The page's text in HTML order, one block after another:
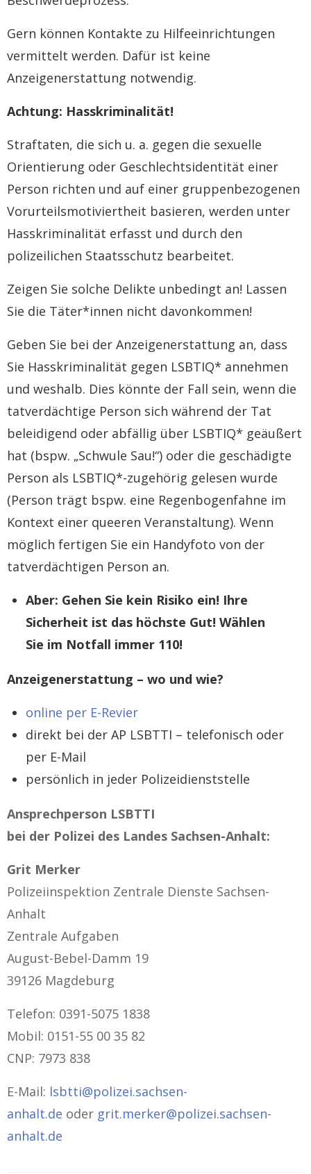
Gern können Kontakte zu Hilfeeinrichtungen
vermittelt werden. Dafür ist keine
Anzeigenerstattung notwendig.
Achtung: Hasskriminalität!
Straftaten, die sich u. a. gegen die sexuelle
Orientierung oder Geschlechtsidentität einer
Person richten und auf einer gruppenbezogenen
Vorurteilsmotiviertheit basieren, werden unter
Hasskriminalität erfasst und durch den
polizeilichen Staatsschutz bearbeitet.
Zeigen Sie solche Delikte unbedingt an! Lassen
Sie die Täter*innen nicht davonkommen!
Geben Sie bei der Anzeigenerstattung an, dass
Sie Hasskriminalität gegen LSBTIQ* annehmen
und weshalb. Dies könnte der Fall sein, wenn die
tatverdächtige Person sich während der Tat
beleidigend oder abfällig über LSBTIQ* geäußert
hat (bspw. „Schwule Sau!“) oder die geschädigte
Person als LSBTIQ*-zugehörig gelesen wurde
(Person trägt bspw. eine Regenbogenfahne im
Kontext einer queeren Veranstaltung). Wenn
möglich fertigen Sie ein Handyfoto von der
tatverdächtigen Person an.
Aber: Gehen Sie kein Risiko ein! Ihre
Sicherheit ist das höchste Gut! Wählen
Sie im Notfall immer 110!
Anzeigenerstattung – wo und wie?
online per E-Revier
direkt bei der AP LSBTTI – telefonisch oder
per E-Mail
persönlich in jeder Polizeidienststelle
Ansprechperson LSBTTI
bei der Polizei des Landes Sachsen-Anhalt:
Grit Merker
Polizeiinspektion Zentrale Dienste Sachsen-
Anhalt
Zentrale Aufgaben
August-Bebel-Damm 19
39126 Magdeburg
Telefon: 0391-5075 1838
Mobil: 0151-55 00 35 82
CNP: 7973 838
E-Mail: lsbtti@polizei.sachsen-
anhalt.de oder grit.merker@polizei.sachsen-
anhalt.de